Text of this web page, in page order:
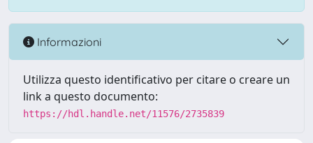
Informazioni
Utilizza questo identificativo per citare o creare un
link a questo documento:
https://hdl.handle.net/11576/2735839